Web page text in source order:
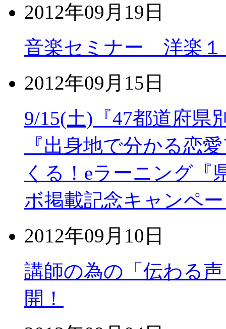
2012年09月19日
音楽セミナー 洋楽１
2012年09月15日
9/15(土)『47都道府県
『出身地で分かる恋
くる！eラーニング『
ボ掲載記念キャンペ
2012年09月10日
講師の為の「伝わる
開！